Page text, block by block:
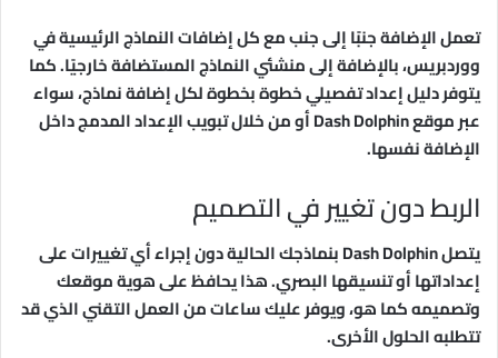
تعمل الإضافة جنبًا إلى جنب مع كل إضافات النماذج الرئيسية في
ووردبريس، بالإضافة إلى منشئي النماذج المستضافة خارجيًا. كما
يتوفر دليل إعداد تفصيلي خطوة بخطوة لكل إضافة نماذج، سواء
عبر موقع Dash Dolphin أو من خلال تبويب الإعداد المدمج داخل
الإضافة نفسها.
الربط دون تغيير في التصميم
يتصل Dash Dolphin بنماذجك الحالية دون إجراء أي تغييرات على
إعداداتها أو تنسيقها البصري. هذا يحافظ على هوية موقعك
وتصميمه كما هو، ويوفر عليك ساعات من العمل التقني الذي قد
تتطلبه الحلول الأخرى.